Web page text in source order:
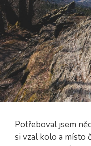
Potřeboval jsem
si vzal kolo a místo